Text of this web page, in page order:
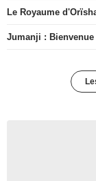
Le Royaume
Jumanji :